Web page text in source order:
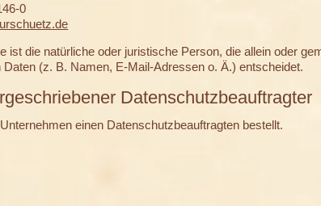
0
ist die natürliche oder juristische Person, die allein oder
Daten (z. B. Namen, E-Mail-Adressen o. Ä.) entscheidet.
Datenschutzbeauftragter
einen Datenschutzbeauftragten bestellt.